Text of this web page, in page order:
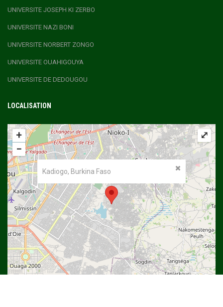
UNIVERSITE JOSEPH KI ZERBO
UNIVERSITE NAZI BONI
UNIVERSITE NORBERT ZONGO
UNIVERSITE OUAHIGOUYA
UNIVERSITE DE DEDOUGOU
LOCALISATION
Kadiogo, Burkina Faso
+
−
⤢